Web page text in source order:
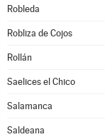
Robleda
Robliza de Cojos
Rollán
Saelices el Chico
Salamanca
Saldeana